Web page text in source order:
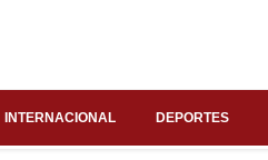
INTERNACIONAL DEPORTES